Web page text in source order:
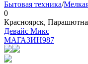
Бытовая техника/
0
Красноярск,
Девайс Микс
МАГАЗИН987